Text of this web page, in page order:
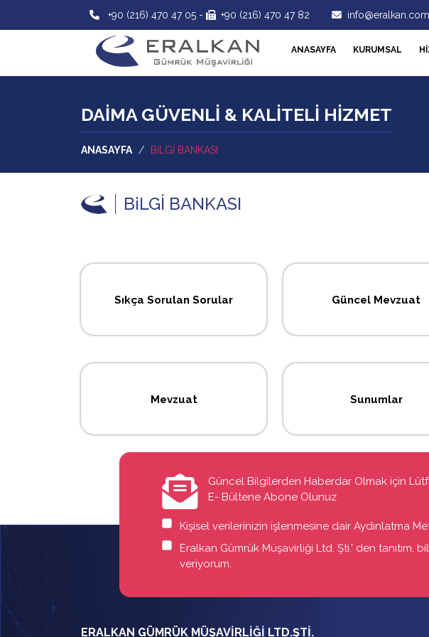
+90 (216) 470 47 05 - +90 (216) 470 47 82
ANASAYFA KURUMSAL
DAİMA GÜVENLİ & KALİTELİ HİZMET
ANASAYFA / BiLGİ BANKASI
BiLGİ BANKASI
Sıkça Sorulan Sorular Güncel Mevzuat
Mevzuat Sunumlar
Güncel Bilgilerden Haberdar Olmak için
E- Bültene Abone Olunuz
Kişisel verilerinizin işlenmesine dair Aydınlatma
Eralkan Gümrük Müşavirliği Ltd. Şti.' den
veriyorum.
ERALKAN GÜMRÜK MÜŞAVİRLİĞİ LTD.ŞTİ.